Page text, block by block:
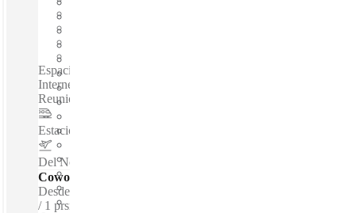
Espacios de coworking / Oficinas Totalmente Amuebladas -
Internet De Alta Velocidad - Aparcamiento - Salas De
Reuniones - Apoyo Administrativo - Acceso Las 24 Horas...
Estacion de Metro ALAMEDA
Del Norte International Airport
Coworking - Escritorios dedicados
Desde
1 prsns